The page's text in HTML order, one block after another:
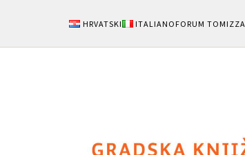
HRVATSKI ITALIANO FORUM TOMIZZA